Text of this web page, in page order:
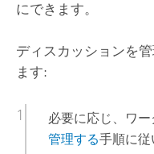
にできます。
ディスカッションを
ます:
必要に応じ、ワー
管理する手順に従